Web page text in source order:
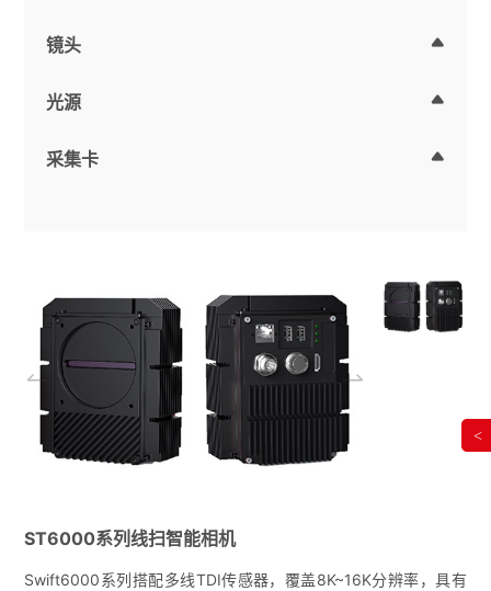
镜头
光源
采集卡
ST6000系列线扫智能相机
Swift6000系列搭配多线TDI传感器，覆盖8K~16K分辨率，具有
<